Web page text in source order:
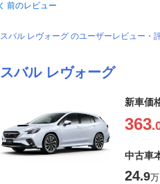
前のレビュー
スバル レヴォーグ のユーザーレビュー・
スバル レヴォーグ
新車価
363
中古車
24.9